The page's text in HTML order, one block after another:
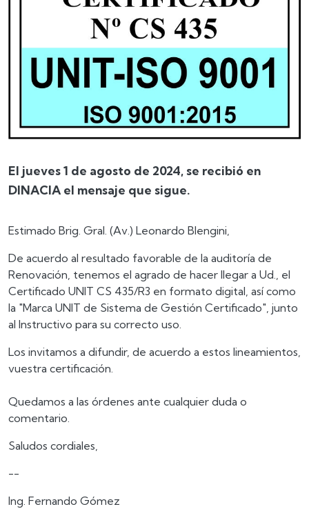
El jueves 1 de agosto de 2024, se recibió en
DINACIA el mensaje que sigue.
Estimado Brig. Gral. (Av.) Leonardo Blengini,
De acuerdo al resultado favorable de la auditoría de
Renovación, tenemos el agrado de hacer llegar a Ud., el
Certificado UNIT CS 435/R3 en formato digital, así como
la "Marca UNIT de Sistema de Gestión Certificado", junto
al Instructivo para su correcto uso.
Los invitamos a difundir, de acuerdo a estos lineamientos,
vuestra certificación.
Quedamos a las órdenes ante cualquier duda o
comentario.
Saludos cordiales,
--
Ing. Fernando Gómez